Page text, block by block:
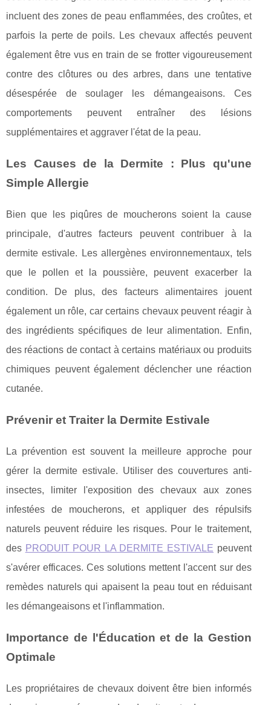
incluent des zones de peau enflammées, des croûtes, et
parfois la perte de poils. Les chevaux affectés peuvent
également être vus en train de se frotter vigoureusement
contre des clôtures ou des arbres, dans une tentative
désespérée de soulager les démangeaisons. Ces
comportements peuvent entraîner des lésions
supplémentaires et aggraver l'état de la peau.
Les Causes de la Dermite : Plus qu'une
Simple Allergie
Bien que les piqûres de moucherons soient la cause
principale, d'autres facteurs peuvent contribuer à la
dermite estivale. Les allergènes environnementaux, tels
que le pollen et la poussière, peuvent exacerber la
condition. De plus, des facteurs alimentaires jouent
également un rôle, car certains chevaux peuvent réagir à
des ingrédients spécifiques de leur alimentation. Enfin,
des réactions de contact à certains matériaux ou produits
chimiques peuvent également déclencher une réaction
cutanée.
Prévenir et Traiter la Dermite Estivale
La prévention est souvent la meilleure approche pour
gérer la dermite estivale. Utiliser des couvertures anti-
insectes, limiter l'exposition des chevaux aux zones
infestées de moucherons, et appliquer des répulsifs
naturels peuvent réduire les risques. Pour le traitement,
des PRODUIT POUR LA DERMITE ESTIVALE peuvent
s'avérer efficaces. Ces solutions mettent l'accent sur des
remèdes naturels qui apaisent la peau tout en réduisant
les démangeaisons et l'inflammation.
Importance de l'Éducation et de la Gestion
Optimale
Les propriétaires de chevaux doivent être bien informés